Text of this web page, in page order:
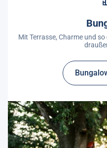
Mit Terrasse, Charme und